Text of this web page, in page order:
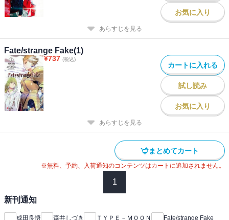
お気に入り
あらすじを見る
Fate/strange Fake(1)
¥737 (税込)
カートに入れる
試し読み
お気に入り
あらすじを見る
まとめてカート
※無料、予約、入荷通知のコンテンツはカートに追加されません。
1
新刊通知
成田良悟 森井しづき ＴＹＰＥ－ＭＯＯＮ Fate/strange Fake